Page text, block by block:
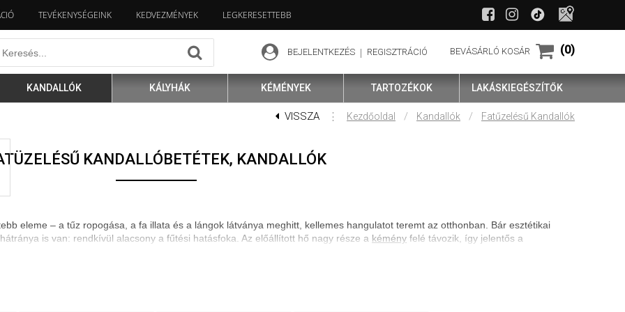
TEVÉKENYSÉGEINK KEDVEZMÉNYEK LEGKERESETTEBB
KANDALLÓK KÁLYHÁK KÉMÉNYEK TARTOZÉKOK LAKÁSKIEGÉSZÍTŐK
BEJELENTKEZÉS REGISZTRÁCIÓ BEVÁSÁRLÓ KOSÁR (0)
VISSZA ⋮ Kezdőoldal / Kandallók / Fatűzelésű Kandallók
KANDALLÓBETÉTEK, KANDALLÓK
eleme – a tűz ropogása, a fa illata és a lángok látványa meghitt, kellemes hangulatot teremt az otthonban. Bár esztétikai
is van: rendkívül alacsony a fűtési hatásfoka. Az előállított hő nagy része a kémény felé távozik, így jelentős a